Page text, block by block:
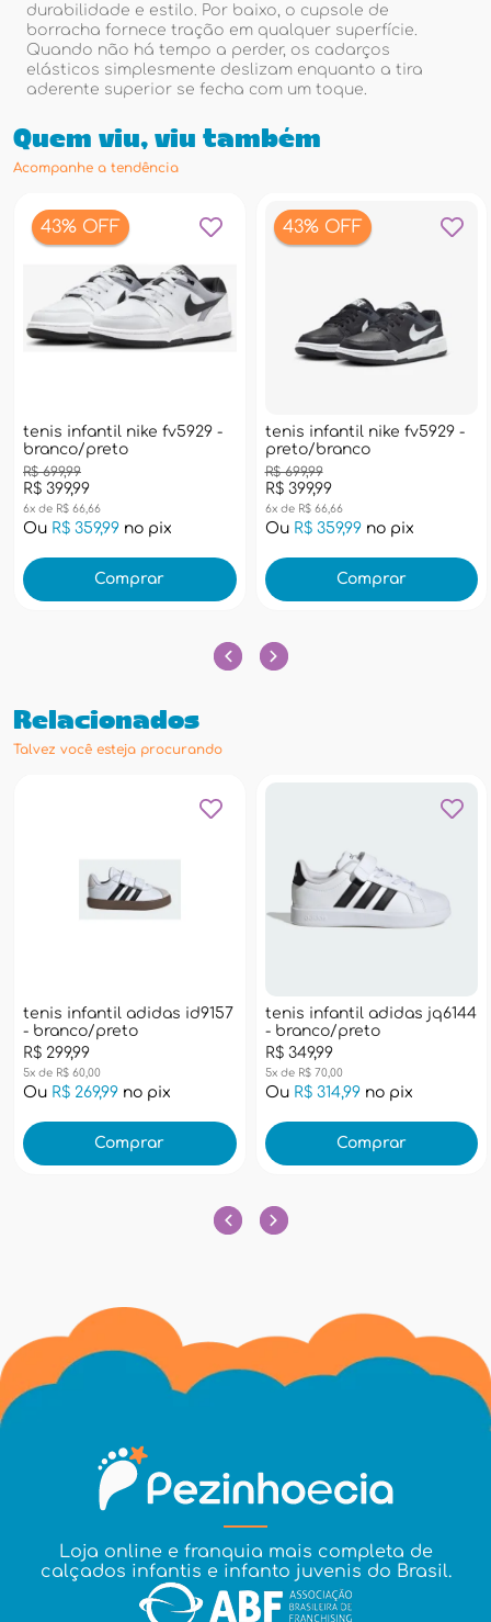
durabilidade e estilo. Por baixo, o cupsole de
borracha fornece tração em qualquer superfície.
Quando não há tempo a perder, os cadarços
elásticos simplesmente deslizam enquanto a tira
aderente superior se fecha com um toque.
Quem viu, viu também
Acompanhe a tendência
43% OFF
tenis infantil nike fv5929 -
branco/preto
R$ 399,99
R$ 699,99
6x de R$ 66,66
Ou R$ 359,99 no pix
Comprar
43% OFF
tenis infantil nike fv5929 -
preto/branco
R$ 399,99
R$ 699,99
6x de R$ 66,66
Ou R$ 359,99no pix
Comprar
Relacionados
Talvez você esteja procurando
tenis infantil adidas id9157
- branco/preto
R$ 299,99
5x de R$ 60,00
Ou R$ 269,99 no pix
Comprar
tenis infantil adidas jq6144
- branco/preto
R$ 349,99
5x de R$ 70,00
Ou R$ 314,99no pix
Comprar
Loja online e franquia mais completa de
calçados infantis e infanto juvenis do Brasil.